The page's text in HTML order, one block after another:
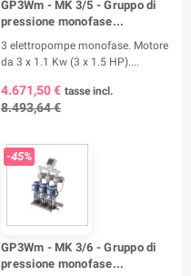
GP3Wm - MK 3/5 - Gruppo di
pressione monofase...
3 elettropompe monofase. Motore
da 3 x 1.1 Kw (3 x 1.5 HP)....
4.671,50 € tasse incl.
8.493,64 €
-45%
GP3Wm - MK 3/6 - Gruppo di
pressione monofase...